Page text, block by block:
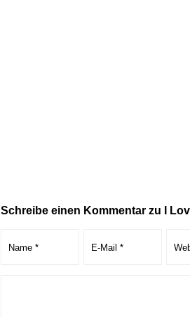
Schreibe einen Kommentar zu I